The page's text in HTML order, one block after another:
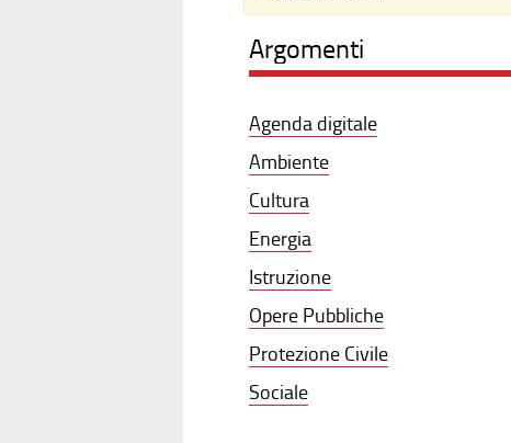
Argomenti
Agenda digitale
Ambiente
Cultura
Energia
Istruzione
Opere Pubbliche
Protezione Civile
Sociale